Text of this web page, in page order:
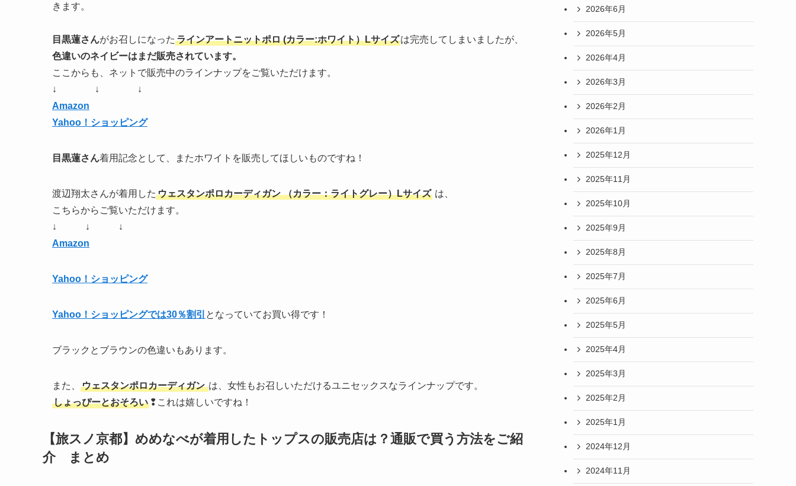
きます。
目黒蓮さんがお召しになった ラインアートニットポロ (カラー:ホワイト）Lサイズは完売してしまいましたが、
色違いのネイビーはまだ販売されています。
ここからも、ネットで販売中のラインナップをご覧いただけます。
↓ ↓ ↓
Amazon
Yahoo！ショッピング
目黒蓮さん着用記念として、またホワイトを販売してほしいものですね！
渡辺翔太さんが着用した ウェスタンポロカーディガン （カラー：ライトグレー）Lサイズ は、
こちらからご覧いただけます。
↓ ↓ ↓
Amazon
Yahoo！ショッピング
Yahoo！ショッピングでは30％割引 となっていてお買い得です！
ブラックとブラウンの色違いもあります。
また、 ウェスタンポロカーディガンは、女性もお召しいただけるユニセックスなラインナップです。
しょっぴーとおそろい ❢これは嬉しいですね！
【旅スノ京都】めめなべが着用したトップスの販売店は？通販で買う方法をご紹
介 まとめ
2026年6月
2026年5月
2026年4月
2026年3月
2026年2月
2026年1月
2025年12月
2025年11月
2025年10月
2025年9月
2025年8月
2025年7月
2025年6月
2025年5月
2025年4月
2025年3月
2025年2月
2025年1月
2024年12月
2024年11月